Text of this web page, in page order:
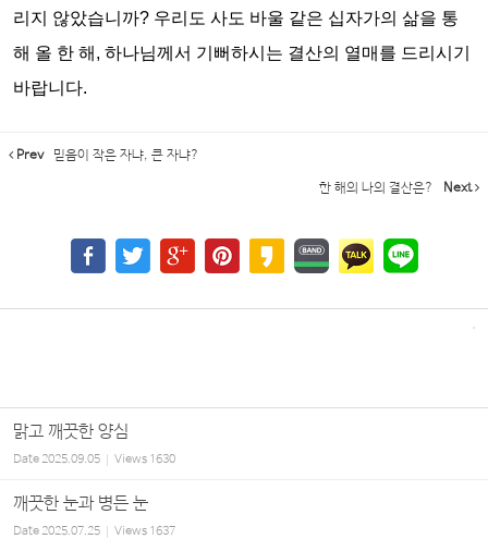
리지 않았습니까? 우리도 사도 바울 같은 십자가의 삶을 통
해 올 한 해 , 하나님께서 기뻐하시는 결산의 열매를 드리시기
바랍니다.
Prev 믿음이 작은 자냐, 큰 자냐?
한 해의 나의 결산은? Next
맑고 깨끗한 양심
Date2025.09.05 Views 1630
깨끗한 눈과 병든 눈
Date2025.07.25 Views 1637